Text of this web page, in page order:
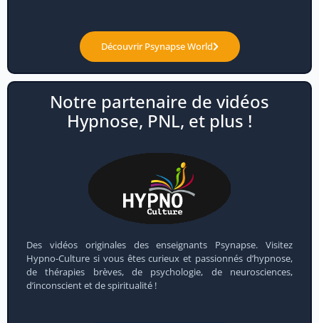
Découvrir Psynapse World
Notre partenaire de vidéos
Hypnose, PNL, et plus !
Des vidéos originales des enseignants Psynapse. Visitez
Hypno-Culture si vous êtes curieux et passionnés d’hypnose,
de thérapies brèves, de psychologie, de neurosciences,
d’inconscient et de spiritualité !